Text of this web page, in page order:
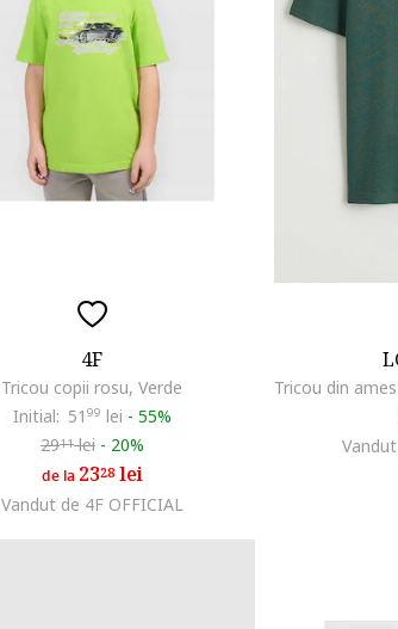
4F
Tricou copii rosu, Verde
Initial: 51 99 lei - 55%
2911lei - 20%
de la 2328lei
Vandut de 4F OFFICIAL